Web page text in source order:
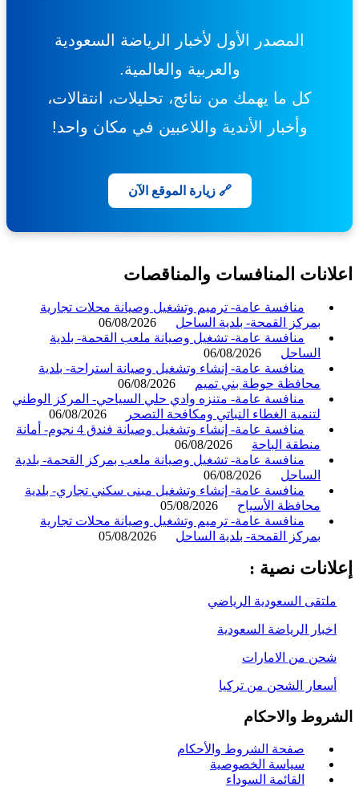
المصدر الأول لأخبار الرياضة السعودية
والعربية والعالمية.
كل ما يهمك من نتائج، تحليلات، انتقالات،
وأخبار الأندية واللاعبين في مكان واحد!
🔗 زيارة الموقع الآن
المنافسات والمناقصات
منافسة عامة- ترميم وتشغيل وصيانة محلات تجارية
بمركز القمحة- بلدية الساحل
06/08/2026
منافسة عامة- تشغيل وصيانة ملعب القحمة- بلدية
الساحل
06/08/2026
منافسة عامة- إنشاء وتشغيل وصيانة استراحة- بلدية
محافظة حوطة بني تميم
06/08/2026
منافسة عامة- متنزه وادي حلي السياحي- المركز الوطني
لتنمية الغطاء النباتي ومكافحة التصحر
06/08/2026
منافسة عامة- إنشاء وتشغيل وصيانة فندق 4 نجوم- أمانة
منطقة الباحة
06/08/2026
منافسة عامة- تشغيل وصيانة ملعب بمركز القحمة- بلدية
الساحل
06/08/2026
منافسة عامة- إنشاء وتشغيل مبنى سكني تجاري- بلدية
محافظة الأسياح
05/08/2026
منافسة عامة- ترميم وتشغيل وصيانة محلات تجارية
بمركز القمحة- بلدية الساحل
05/08/2026
نصية :
السعودية الرياضي
الرياضة السعودية
من الامارات
الشحن من تركيا
والاحكام
صفحة الشروط والأحكام
سياسة الخصوصية
القائمة السوداء